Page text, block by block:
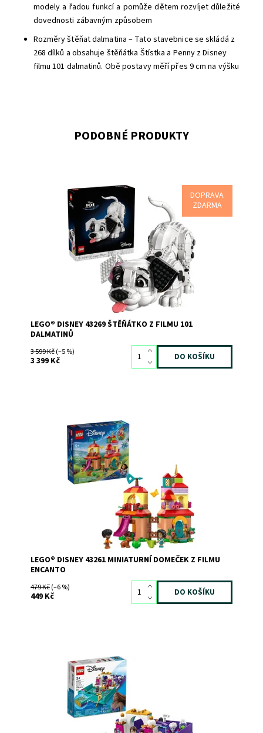
modely a řadou funkcí a pomůže dětem rozvíjet důležité
dovednosti zábavným způsobem
Rozměry štěňat dalmatina – Tato stavebnice se skládá z
268 dílků a obsahuje štěňátka Štístka a Penny z Disney
filmu 101 dalmatinů. Obě postavy měří přes 9 cm na výšku
PODOBNÉ PRODUKTY
DOPRAVA
ZDARMA
Ukažte světu svou lásku ke štěňátkům s touto stavebnicí
Flíčka od studia Disney. Vystavte model v různých pózách
– nebo ho přestavějte na další štěňátka z filmu. Užijte si
kvalitně strávený čas a stavějte s malými fanoušky filmu
101 dalmatinů. Pak přidejte...
Dostupnost:
Skladem1
12842
LEGO
LEGO® DISNEY 43269 ŠTĚŇÁTKO Z FILMU 101
DALMATINŮ
3 599 Kč(–5 %)
3 399 Kč
Dostupnost: Skladem>3
12315
LEGO
LEGO® DISNEY 43261 MINIATURNÍ DOMEČEK Z FILMU
ENCANTO
479 Kč(–6 %)
449 Kč
Inspirujte děti k zábavnému hraní s touto prvotřídní
stavebnicí od LEGO® Disney
Dostupnost:
Skladem>3
10931
LEGO